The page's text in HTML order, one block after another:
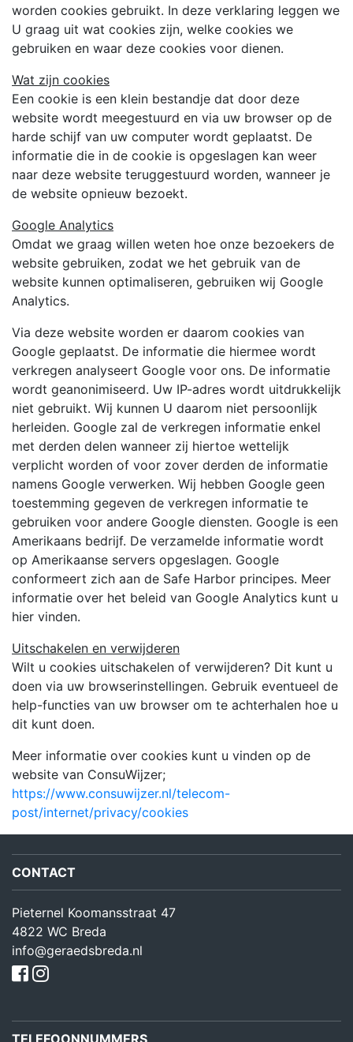
worden cookies gebruikt. In deze verklaring leggen we
U graag uit wat cookies zijn, welke cookies we
gebruiken en waar deze cookies voor dienen.
Wat zijn cookies
Een cookie is een klein bestandje dat door deze
website wordt meegestuurd en via uw browser op de
harde schijf van uw computer wordt geplaatst. De
informatie die in de cookie is opgeslagen kan weer
naar deze website teruggestuurd worden, wanneer je
de website opnieuw bezoekt.
Google Analytics
Omdat we graag willen weten hoe onze bezoekers de
website gebruiken, zodat we het gebruik van de
website kunnen optimaliseren, gebruiken wij Google
Analytics.
Via deze website worden er daarom cookies van
Google geplaatst. De informatie die hiermee wordt
verkregen analyseert Google voor ons. De informatie
wordt geanonimiseerd. Uw IP-adres wordt uitdrukkelijk
niet gebruikt. Wij kunnen U daarom niet persoonlijk
herleiden. Google zal de verkregen informatie enkel
met derden delen wanneer zij hiertoe wettelijk
verplicht worden of voor zover derden de informatie
namens Google verwerken. Wij hebben Google geen
toestemming gegeven de verkregen informatie te
gebruiken voor andere Google diensten. Google is een
Amerikaans bedrijf. De verzamelde informatie wordt
op Amerikaanse servers opgeslagen. Google
conformeert zich aan de Safe Harbor principes. Meer
informatie over het beleid van Google Analytics kunt u
hier vinden.
Uitschakelen en verwijderen
Wilt u cookies uitschakelen of verwijderen? Dit kunt u
doen via uw browserinstellingen. Gebruik eventueel de
help-functies van uw browser om te achterhalen hoe u
dit kunt doen.
Meer informatie over cookies kunt u vinden op de
website van ConsuWijzer;
https://www.consuwijzer.nl/telecom-
post/internet/privacy/cookies
CONTACT
Pieternel Koomansstraat 47
4822 WC Breda
info@geraedsbreda.nl
TELEFOONNUMMERS